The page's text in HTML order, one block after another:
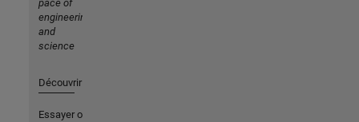
pace of
engineering
and
science
Découvrir les produits
Essayer ou acheter